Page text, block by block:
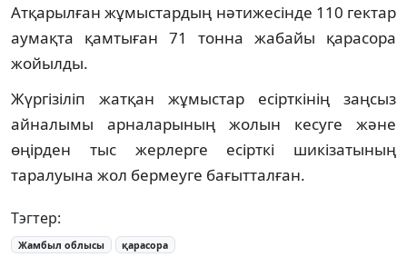
Атқарылған жұмыстардың нәтижесінде 110 гектар
аумақта қамтыған 71 тонна жабайы қарасора
жойылды.
Жүргізіліп жатқан жұмыстар есірткінің заңсыз
айналымы арналарының жолын кесуге және
өңірден тыс жерлерге есірткі шикізатының
таралуына жол бермеуге бағытталған.
Тэгтер:
Жамбыл облысы қарасора